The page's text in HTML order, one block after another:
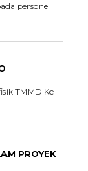
personel
TMMD Ke-
PROYEK